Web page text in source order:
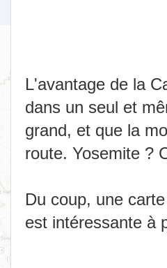
L'avantage de la
dans un seul et
grand, et que la
route. Yosemite ?
Du coup, une
est intéressante à